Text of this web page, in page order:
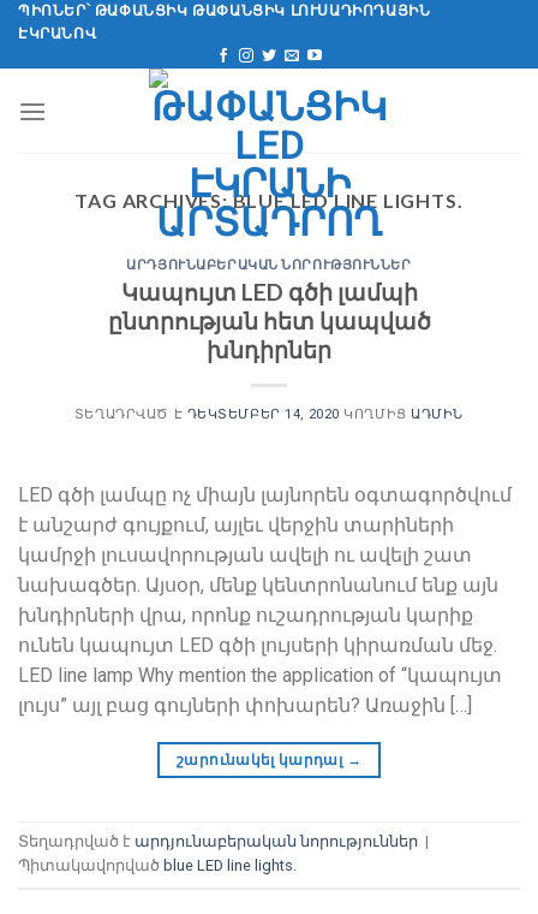
Անցնել
բովանդակությանը
ՊԻՈՆԵՐ՝ ԹԱՓԱՆՑԻԿ ԹԱՓԱՆՑԻԿ ԼՈՒՍԱԴԻՈԴԱՅԻՆ
ԷԿՐԱՆՈՎ
TAG ARCHIVES:BLUE LED LINE LIGHTS.
ԱՐԴՅՈՒՆԱԲԵՐԱԿԱՆ ՆՈՐՈՒԹՅՈՒՆՆԵՐ
Կապույտ LED գծի լամպի
ընտրության հետ կապված
խնդիրներ
ՏԵՂԱԴՐՎԱԾ Է ԴԵԿՏԵՄԲԵՐ 14, 2020 ԿՈՂՄԻՑ ԱԴՄԻՆ
LED գծի լամպը ոչ միայն լայնորեն օգտագործվում
է անշարժ գույքում, այլեւ վերջին տարիների
կամրջի լուսավորության ավելի ու ավելի շատ
նախագծեր. Այսօր, մենք կենտրոնանում ենք այն
խնդիրների վրա, որոնք ուշադրության կարիք
ունեն կապույտ LED գծի լույսերի կիրառման մեջ.
LED line lamp Why mention the application of “կապույտ
լույս” այլ բաց գույների փոխարեն? Առաջին […]
շարունակել կարդալ →
Տեղադրված է արդյունաբերական նորություններ |
Պիտակավորված blue LED line lights.